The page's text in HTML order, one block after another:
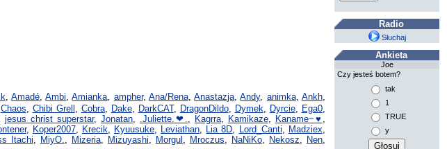
, Amadé,Ambi,Amianka, ampher, Ana/Rena,Anastazja,Andy, animka, Ankh,
Chaos, Chibi Grell , Cobra, Dake, DarkCAT, DragonDildo, Dymek, Dyrcie, Ega0,
jesus christ superstar, Jonatan, .Juliette.❤., Kagrra, Kamikaze, Kaname~♥ ,
, Koper2007, Krecik, Kyuusuke, Leviathan, Lia 8D, Lord_Canti, Madziex,
Itachi, MiyO., Mizeria, Mizuyashi, Morgul , Mroczus, NaNiKo, Nekosz, Nen,
Radio
Słuchaj
Ankieta
Joe
Czy jesteś botem?
tak
1
TRUE
y